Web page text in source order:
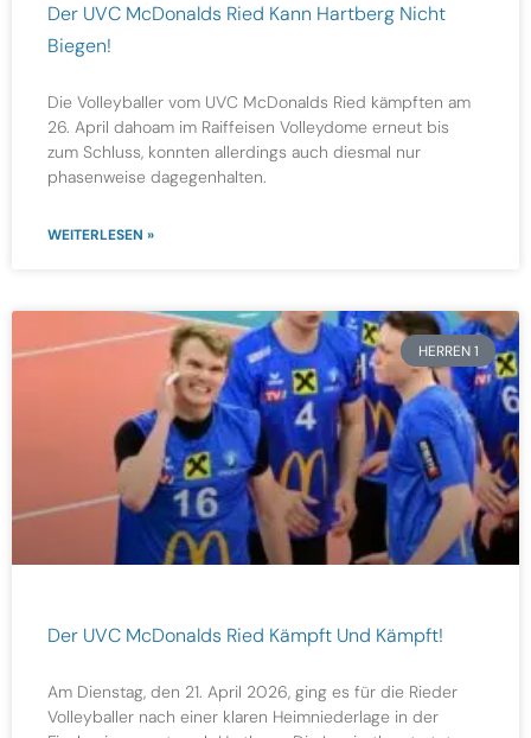
Der UVC McDonalds Ried Kann Hartberg Nicht
Biegen!
Die Volleyballer vom UVC McDonalds Ried kämpften am
26. April dahoam im Raiffeisen Volleydome erneut bis
zum Schluss, konnten allerdings auch diesmal nur
phasenweise dagegenhalten.
WEITERLESEN »
HERREN 1
Der UVC McDonalds Ried Kämpft Und Kämpft!
Am Dienstag, den 21. April 2026, ging es für die Rieder
Volleyballer nach einer klaren Heimniederlage in der